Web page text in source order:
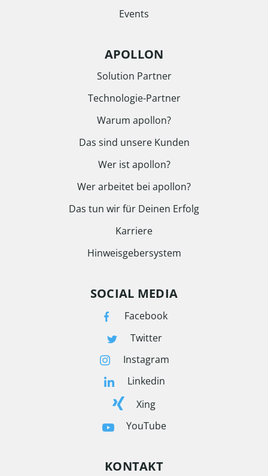
Events
APOLLON
Solution Partner
Technologie-Partner
Warum apollon?
Das sind unsere Kunden
Wer ist apollon?
Wer arbeitet bei apollon?
Das tun wir für Deinen Erfolg
Karriere
Hinweisgebersystem
SOCIAL MEDIA
Facebook
Twitter
Instagram
Linkedin
Xing
YouTube
KONTAKT